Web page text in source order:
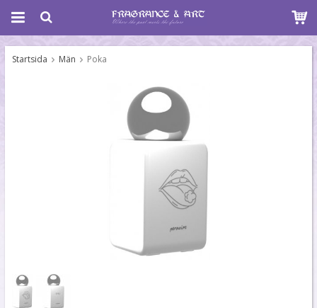
Startsida Män Poka